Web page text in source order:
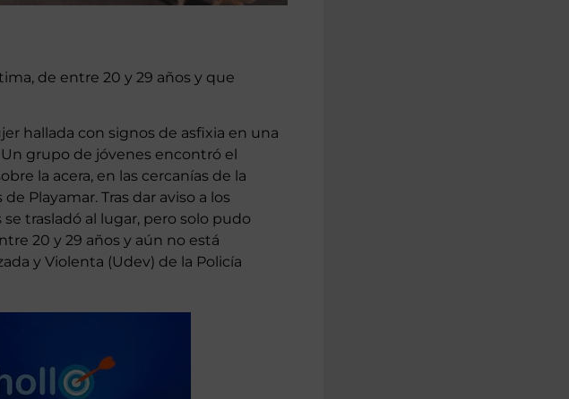
hallada con signos de asfixia en una
grupo de jóvenes encontró el
la acera, en las cercanías de la
Playamar. Tras dar aviso a los
trasladó al lugar, pero solo pudo
20 y 29 años y aún no está